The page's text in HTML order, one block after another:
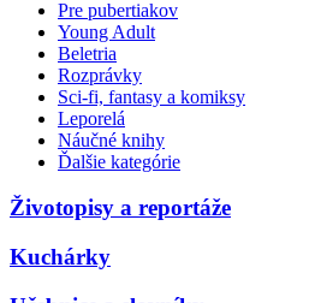
Pre pubertiakov
Young Adult
Beletria
Rozprávky
Sci-fi, fantasy a komiksy
Leporelá
Náučné knihy
Ďalšie kategórie
Životopisy a reportáže
Kuchárky